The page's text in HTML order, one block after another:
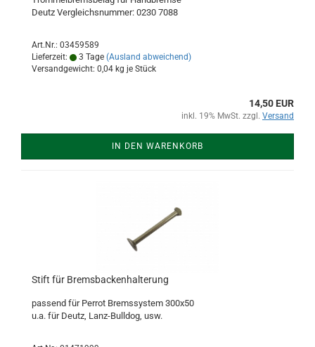
Deutz Vergleichsnummer: 0230 7088
Art.Nr.: 03459589
Lieferzeit:
3 Tage (Ausland abweichend)
Versandgewicht: 0,04 kg je Stück
14,50 EUR
inkl. 19% MwSt. zzgl. Versand
IN DEN WARENKORB
Stift für Bremsbackenhalterung
passend für Perrot Bremssystem 300x50
u.a. für Deutz, Lanz-Bulldog, usw.